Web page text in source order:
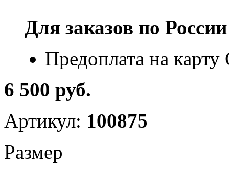
Для заказов по
Предоплата на
6 500 руб.
Артикул: 100875
Размер